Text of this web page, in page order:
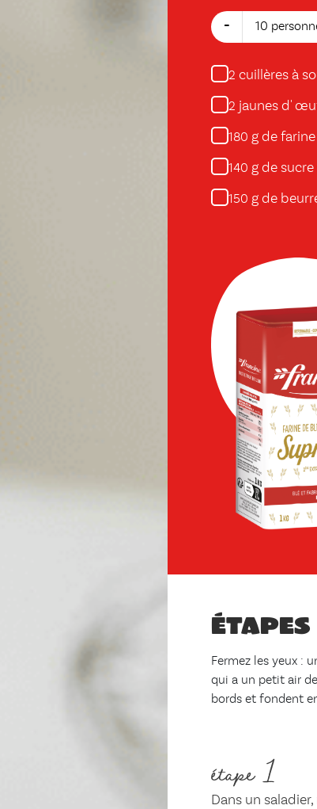
- 10
2 cuillères à
2 jaunes d'
180 g de
140 g de
150 g de
Fermez les yeux :
qui a un petit air
bords et fondent
étape 1
Dans un